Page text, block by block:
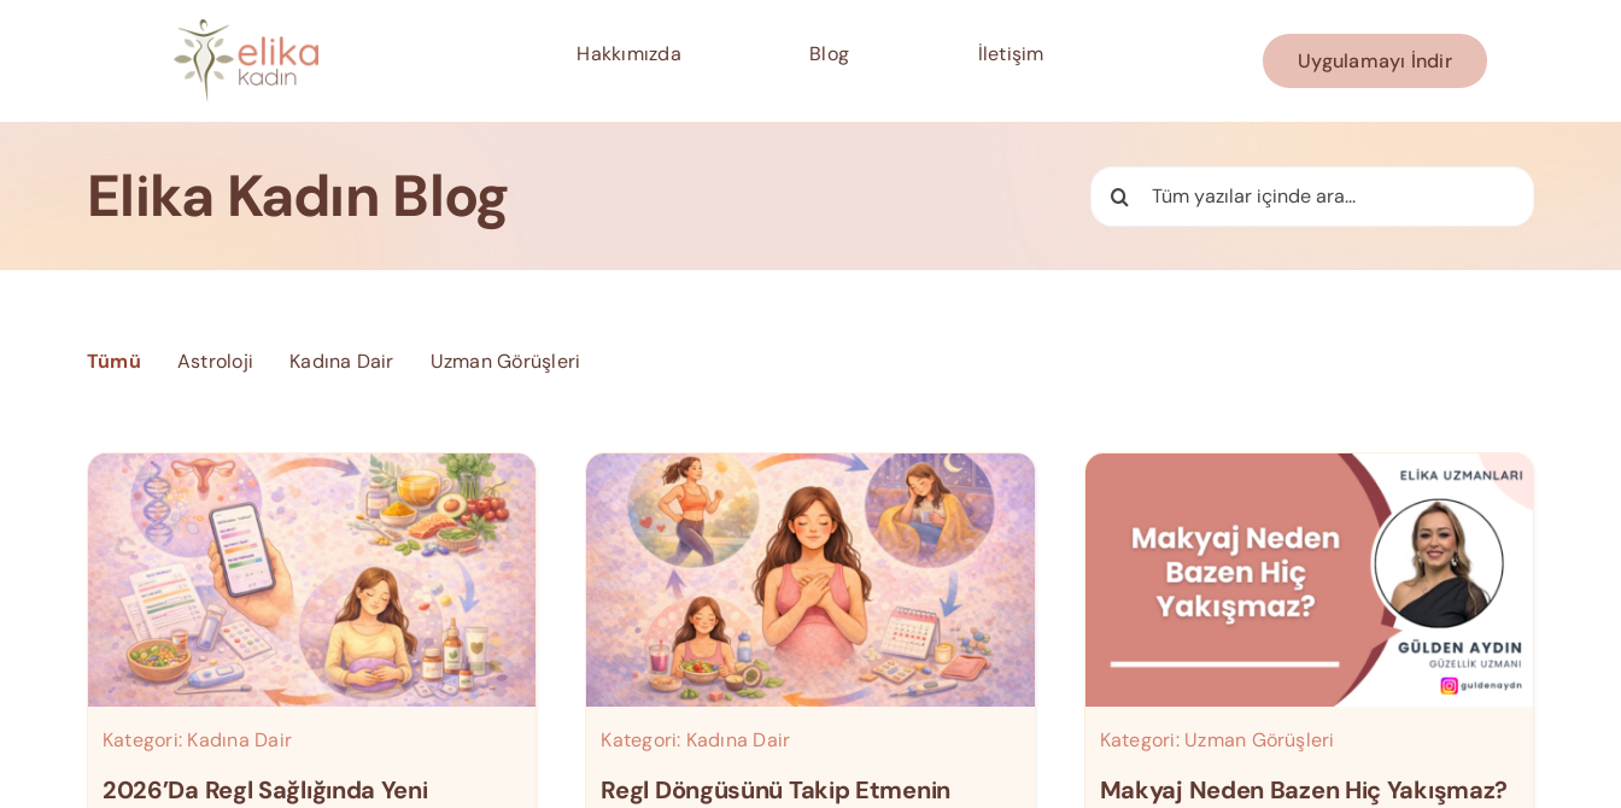
Hakkımızda Blog İletişim Uygulamayı İndir
Elika Kadın Blog Ara:
Tümü Astroloji Kadına Dair Uzman Görüşleri
Kategori: Kadına Dair
2026’da Regl Sağlığında Yeni
Kategori: Kadına Dair
Regl Döngüsünü Takip Etmenin
Kategori: Uzman Görüşleri
Makyaj Neden Bazen Hiç Yakışmaz?